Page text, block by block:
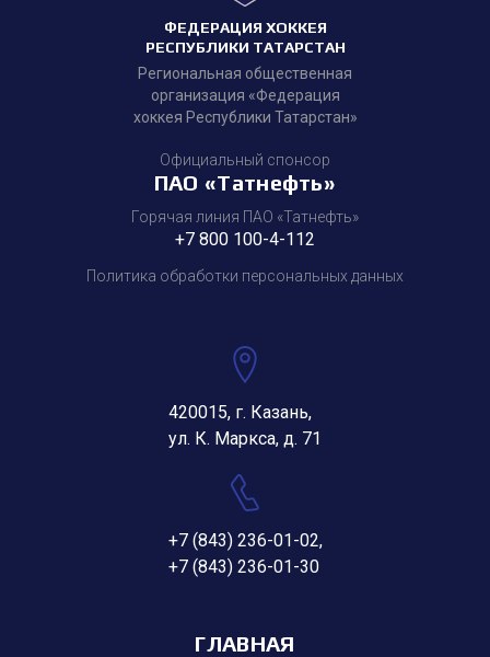
ФЕДЕРАЦИЯ ХОККЕЯ
РЕСПУБЛИКИ ТАТАРСТАН
Региональная общественная
организация «Федерация
хоккея Республики Татарстан»
Официальный спонсор
ПАО «Татнефть»
Горячая линия ПАО «Татнефть»
+7 800 100-4-112
Политика обработки персональных данных
420015, г. Казань,
ул. К. Маркса, д. 71
+7 (843) 236-01-02,
+7 (843) 236-01-30
ГЛАВНАЯ